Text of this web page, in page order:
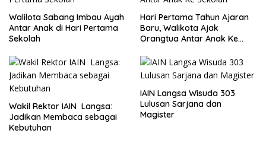
Walilota Sabang Imbau Ayah
Antar Anak di Hari Pertama
Sekolah
Hari Pertama Tahun Ajaran
Baru, Walikota Ajak
Orangtua Antar Anak Ke
Wakil Rektor IAIN Langsa:
Jadikan Membaca sebagai
Kebutuhan
IAIN Langsa Wisuda 303
Lulusan Sarjana dan
Magister